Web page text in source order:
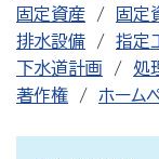
固定資産
固定
排水設備
指定
下水道計画
処
著作権
ホーム